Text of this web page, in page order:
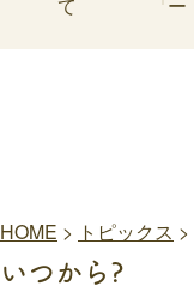
て
ー
HOME > トピックス >
いつから?